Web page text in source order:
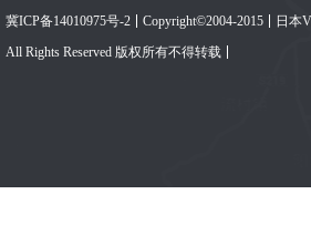
冀ICP备14010975号-2
Copyright©2004-2015
日本
All Rights Reserved 版权所有不得转载